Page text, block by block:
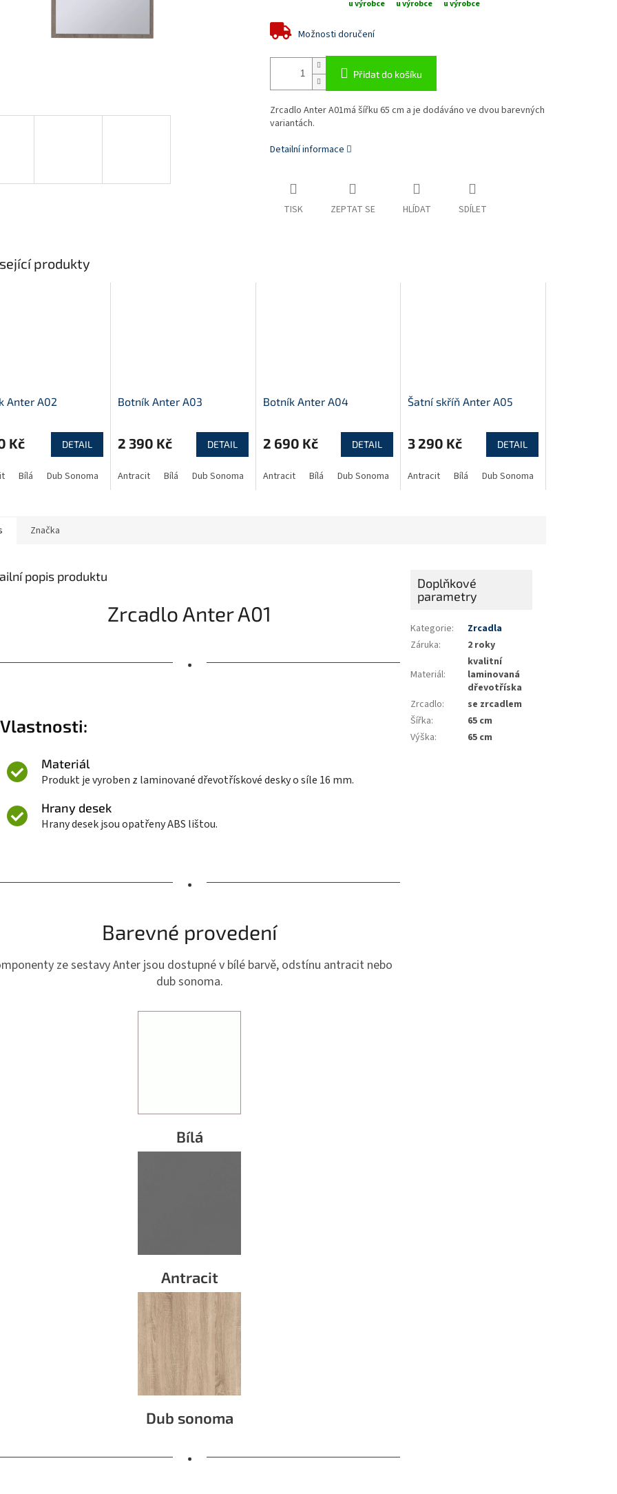
u výrobce u výrobce u výrobce
Možnosti doručení
Přidat do košíku
Zrcadlo Anter A01má šířku 65 cm a je dodáváno ve dvou barevných
variantách.
Detailní informace
TISK ZEPTAT SE HLÍDAT SDÍLET
produkty
Anter A02
Kč DETAIL
Bílá Dub Sonoma
Botník Anter A03
2 390 Kč DETAIL
Antracit Bílá Dub Sonoma
Botník Anter A04
2 690 Kč DETAIL
Antracit Bílá Dub Sonoma
Šatní skříň Anter A05
3 290 Kč DETAIL
Antracit Bílá Dub Sonoma
Značka
popis produktu
Zrcadlo Anter A01
•
Vlastnosti:
Materiál
Produkt je vyroben z laminované dřevotřískové desky o síle 16 mm.
Hrany desek
Hrany desek jsou opatřeny ABS lištou.
•
Barevné provedení
ze sestavy Anter jsou dostupné v bílé barvě, odstínu antracit nebo
dub sonoma.
Bílá
Antracit
Dub sonoma
•
Doplňkové
parametry
Kategorie:
Zrcadla
Záruka: 2 roky
Materiál:
kvalitní
laminovaná
dřevotříska
Zrcadlo:
se zrcadlem
Šířka:
65 cm
Výška: 65 cm